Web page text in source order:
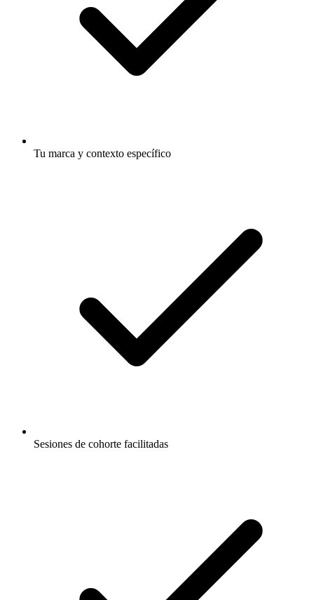
Tu marca y contexto específico
Sesiones de cohorte facilitadas